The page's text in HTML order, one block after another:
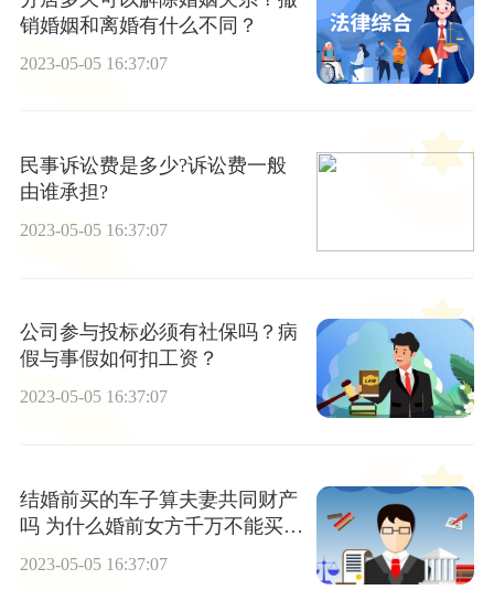
销婚姻和离婚有什么不同？
2023-05-05 16:37:07
民事诉讼费是多少?诉讼费一般
由谁承担?
2023-05-05 16:37:07
公司参与投标必须有社保吗？病
假与事假如何扣工资？
2023-05-05 16:37:07
结婚前买的车子算夫妻共同财产
吗 为什么婚前女方千万不能买
2023-05-05 16:37:07